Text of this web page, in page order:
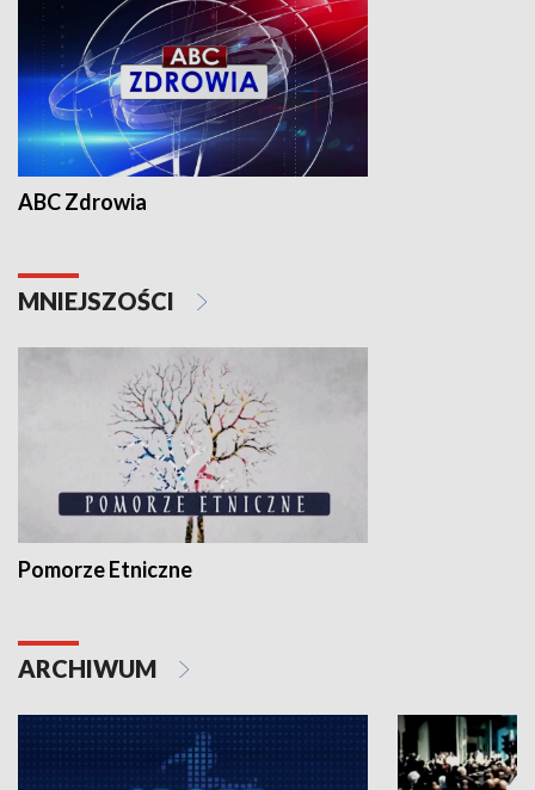
ABC Zdrowia
MNIEJSZOŚCI
Pomorze Etniczne
ARCHIWUM